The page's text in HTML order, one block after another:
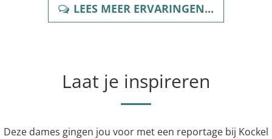
LEES MEER ERVARINGEN...
Laat je inspireren
Deze dames gingen jou voor met een reportage bij Kockel